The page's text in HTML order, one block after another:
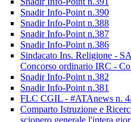
Snadir Info-Point n.390
Snadir Info-Point n.388
Snadir Info-Point n.387
Snadir Info-Point n.386
Sindacato Ins. Religione -
Concorso ordinario IRC -
Snadir Info-Point n.382
Snadir Info-Point n.381
FLC CGIL - #ATAnews n.
Comparto Istruzione e